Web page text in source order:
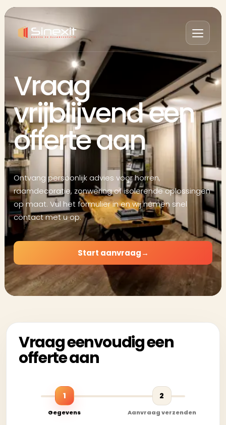
Vraag
vrijblijvend een
offerte aan
Ontvang persoonlijk advies voor horren,
raamdecoratie, zonwering of isolerende oplossingen
op maat. Vul het formulier in en wij nemen snel
contact met u op.
Start aanvraag→
Vraag eenvoudig een
offerte aan
1
Gegevens
2
Aanvraag verzenden